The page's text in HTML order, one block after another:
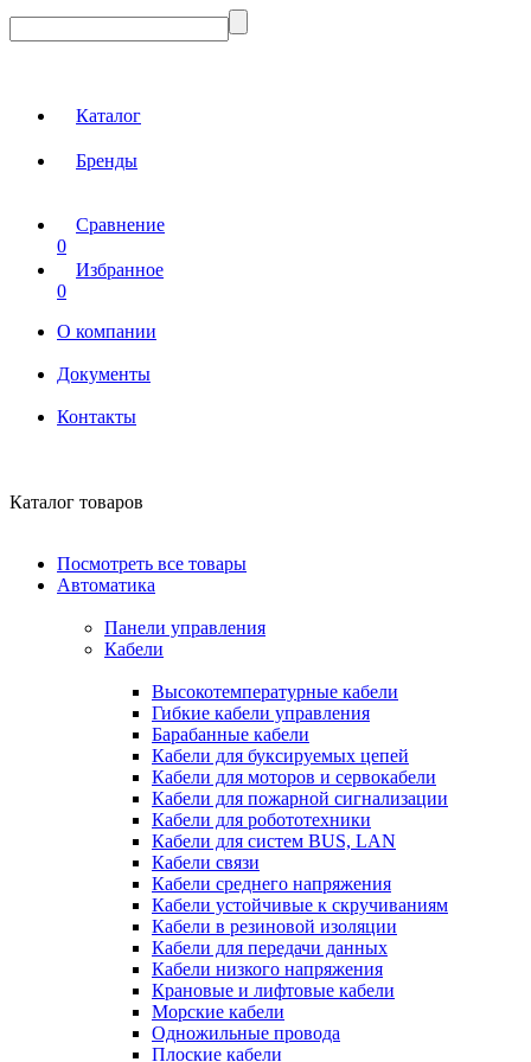
Каталог
Бренды
Сравнение
0
Избранное
0
О компании
Документы
Контакты
Каталог товаров
Посмотреть все товары
Автоматика
Панели управления
Кабели
Высокотемпературные кабели
Гибкие кабели управления
Барабанные кабели
Кабели для буксируемых цепей
Кабели для моторов и сервокабели
Кабели для пожарной сигнализации
Кабели для робототехники
Кабели для систем BUS, LAN
Кабели связи
Кабели среднего напряжения
Кабели устойчивые к скручиваниям
Кабели в резиновой изоляции
Кабели для передачи данных
Кабели низкого напряжения
Крановые и лифтовые кабели
Морские кабели
Одножильные провода
Плоские кабели